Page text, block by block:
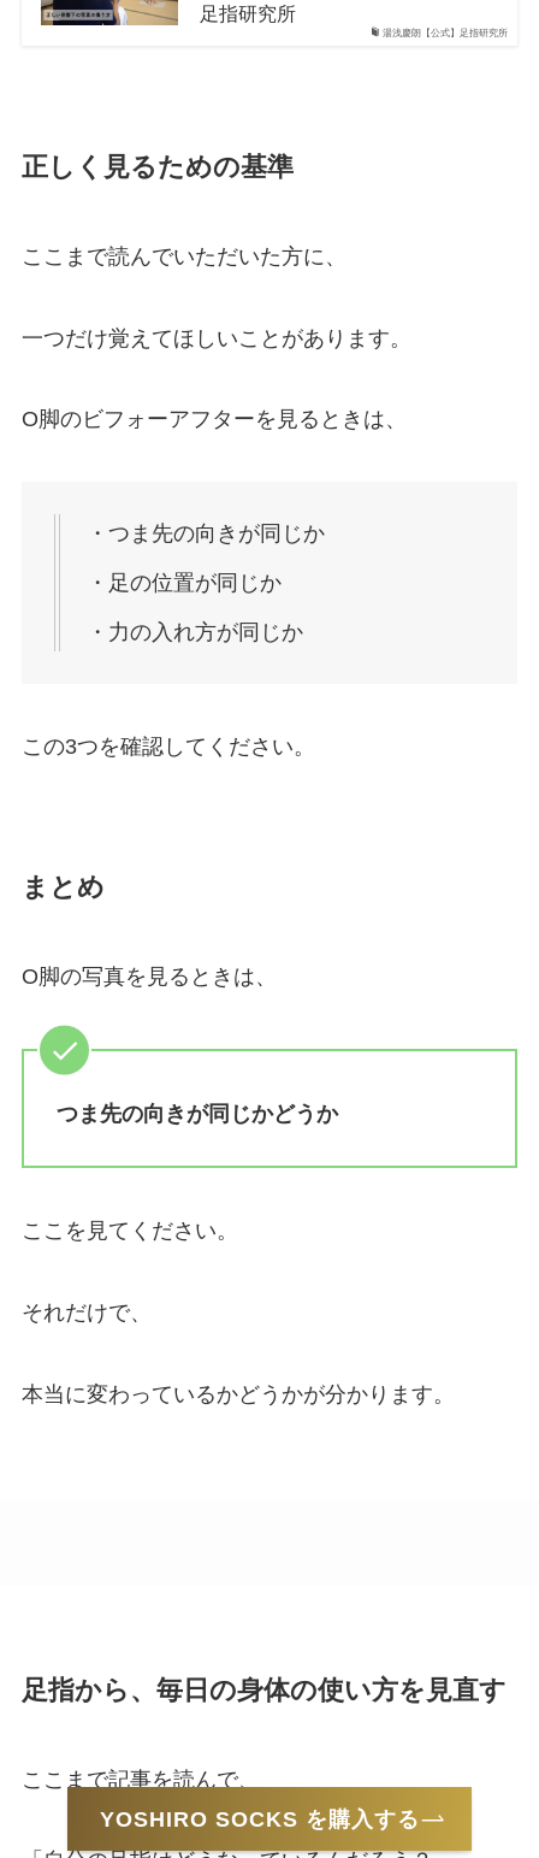
湯浅慶朗【公式】足指研究所
足指研究所
正しく見るための基準
ここまで読んでいただいた方に、
一つだけ覚えてほしいことがあります。
O脚のビフォーアフターを見るときは、
・つま先の向きが同じか
・足の位置が同じか
・力の入れ方が同じか
この3つを確認してください。
まとめ
O脚の写真を見るときは、
つま先の向きが同じかどうか
ここを見てください。
それだけで、
本当に変わっているかどうかが分かります。
YOSHIRO SOCKS を購入する
足指から、毎日の身体の使い方を見直す
ここまで記事を読んで、